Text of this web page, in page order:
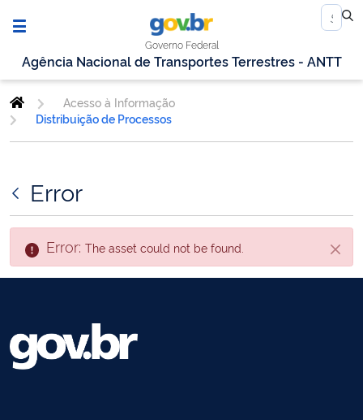
Governo Federal
Agência Nacional de Transportes Terrestres - ANTT
Acesso à Informação
Distribuição de Processos
Error
Close
Error: The asset could not be found.